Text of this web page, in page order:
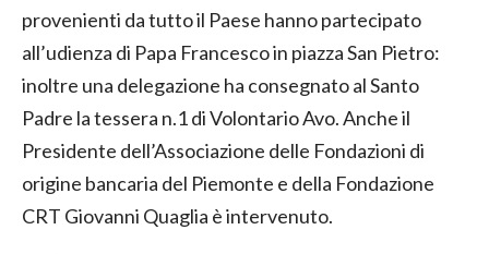
provenienti da tutto il Paese hanno partecipato
all’udienza di Papa Francesco in piazza San Pietro:
inoltre una delegazione ha consegnato al Santo
Padre la tessera n.1 di Volontario Avo. Anche il
Presidente dell’Associazione delle Fondazioni di
origine bancaria del Piemonte e della Fondazione
CRT Giovanni Quaglia è intervenuto.